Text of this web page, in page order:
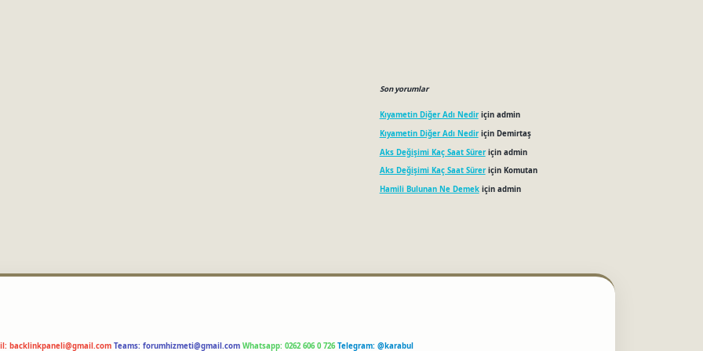
Son yorumlar
Kıyametin Diğer Adı Nediriçin admin
Kıyametin Diğer Adı Nediriçin Demirtaş
Aks Değişimi Kaç Saat Süreriçin admin
Aks Değişimi Kaç Saat Süreriçin Komutan
Hamili Bulunan Ne Demekiçin admin
backlinkpaneli@gmail.com Teams: forumhizmeti@gmail.com Whatsapp: 0262 606 0 726 Telegram: @karabul